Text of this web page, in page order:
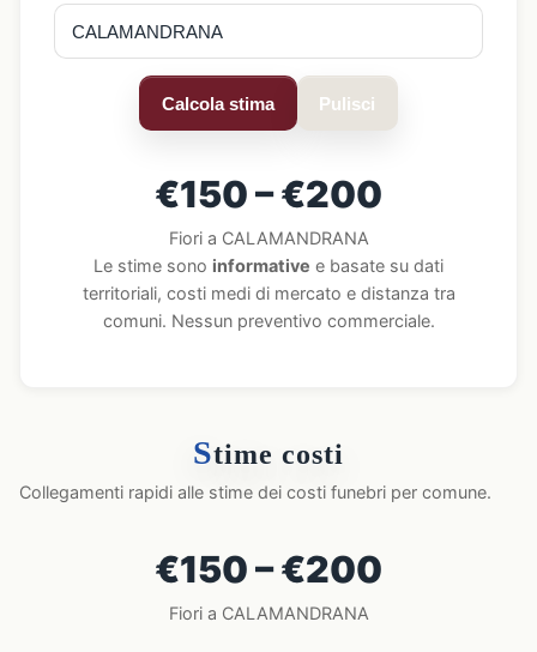
Calcola stima Pulisci
€150 – €200
Fiori a CALAMANDRANA
Le stime sono informative e basate su dati
territoriali, costi medi di mercato e distanza tra
comuni. Nessun preventivo commerciale.
Stime costi
Collegamenti rapidi alle stime dei costi funebri per comune.
€150 – €200
Fiori a CALAMANDRANA